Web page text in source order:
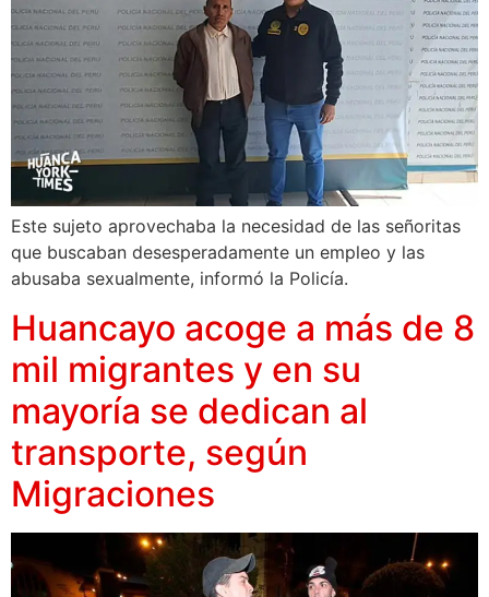
Este sujeto aprovechaba la necesidad de las señoritas
que buscaban desesperadamente un empleo y las
abusaba sexualmente, informó la Policía.
Huancayo acoge a más de 8
mil migrantes y en su
mayoría se dedican al
transporte, según
Migraciones